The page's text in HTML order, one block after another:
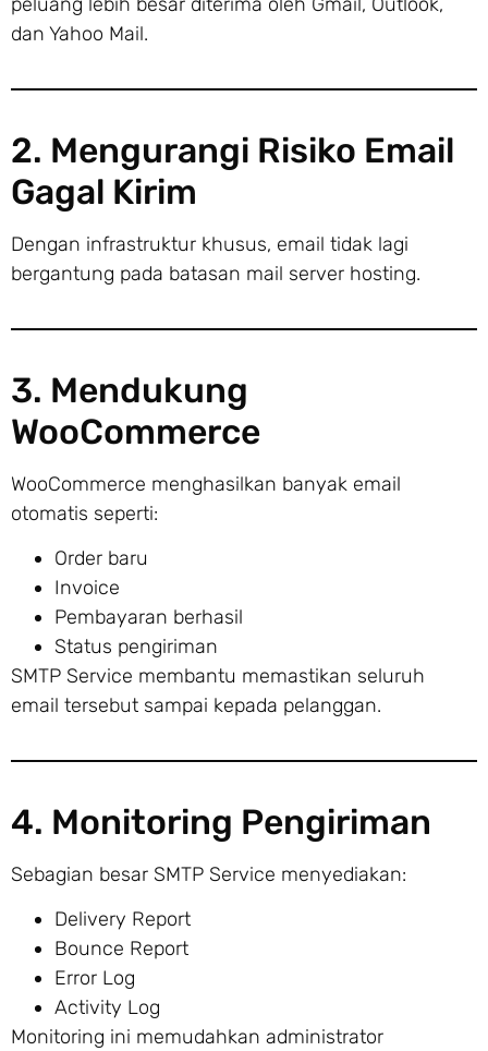
dan Yahoo Mail.
2. Mengurangi Risiko Email
Gagal Kirim
Dengan infrastruktur khusus, email tidak lagi
bergantung pada batasan mail server hosting.
3. Mendukung
WooCommerce
WooCommerce menghasilkan banyak email
otomatis seperti:
Order baru
Invoice
Pembayaran berhasil
Status pengiriman
SMTP Service membantu memastikan seluruh
email tersebut sampai kepada pelanggan.
4. Monitoring Pengiriman
Sebagian besar SMTP Service menyediakan:
Delivery Report
Bounce Report
Error Log
Activity Log
Monitoring ini memudahkan administrator